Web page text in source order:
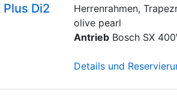
Di2
Herrenrahmen,
olive pearl
Antrieb Bosch SX
Details und